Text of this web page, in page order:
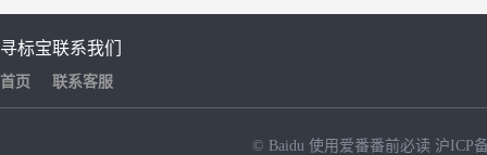
寻标宝
首页
联系我们
联系客服
© Baidu 使用爱番番前必读 沪ICP